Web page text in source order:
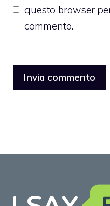
questo browser
commento.